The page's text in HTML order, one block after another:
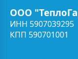
ООО
ИНН 5907039295
КПП 590701001